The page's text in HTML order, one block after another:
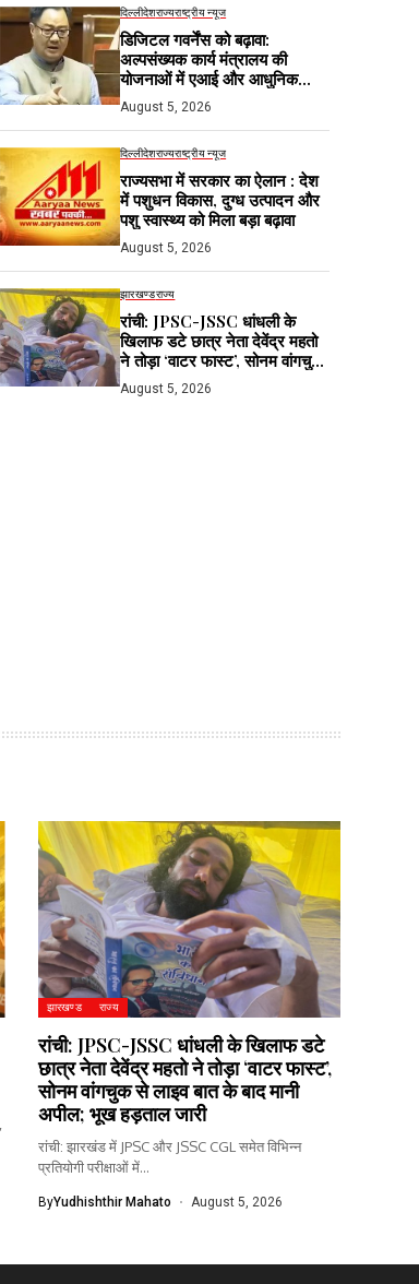
दिल्लीदेशराज्यराष्ट्रीय न्यूज
डिजिटल गवर्नेंस को बढ़ावा:
अल्पसंख्यक कार्य मंत्रालय की
योजनाओं में एआई और आधुनिक
तकनीकों का होगा उपयोग
August 5, 2026
दिल्लीदेशराज्यराष्ट्रीय न्यूज
राज्यसभा में सरकार का ऐलान : देश
में पशुधन विकास, दुग्ध उत्पादन और
पशु स्वास्थ्य को मिला बड़ा बढ़ावा
August 5, 2026
झारखण्डराज्य
रांची: JPSC-JSSC धांधली के
खिलाफ डटे छात्र नेता देवेंद्र महतो
ने तोड़ा ‘वाटर फास्ट’, सोनम वांगचुक
से लाइव बात के बाद मानी अपील; भूख
हड़ताल जारी
August 5, 2026
झारखण्ड राज्य
रांची: JPSC-JSSC धांधली के खिलाफ डटे
छात्र नेता देवेंद्र महतो ने तोड़ा ‘वाटर फास्ट’,
सोनम वांगचुक से लाइव बात के बाद मानी
अपील; भूख हड़ताल जारी
रांची: झारखंड में JPSC और JSSC CGL समेत विभिन्न
प्रतियोगी परीक्षाओं में...
ByYudhishthir Mahato August 5, 2026